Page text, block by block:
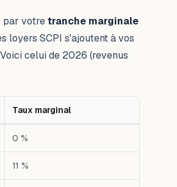
par votretranche marginale
loyers SCPI s'ajoutent à vos
celui de 2026 (revenus
Taux marginal
0 %
11 %